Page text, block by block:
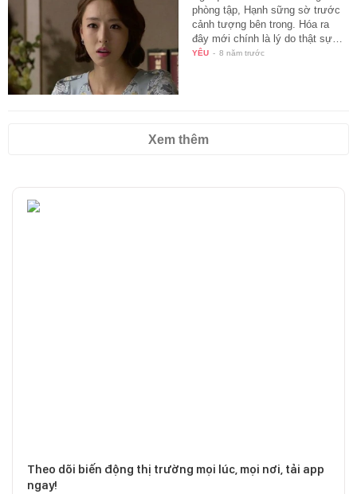
phòng tập, Hạnh sững sờ trước
cảnh tượng bên trong. Hóa ra
đây mới chính là lý do thật sự…
YÊU - 8 năm trước
Xem thêm
Theo dõi biến động thị trường mọi lúc, mọi nơi, tải app
ngay!